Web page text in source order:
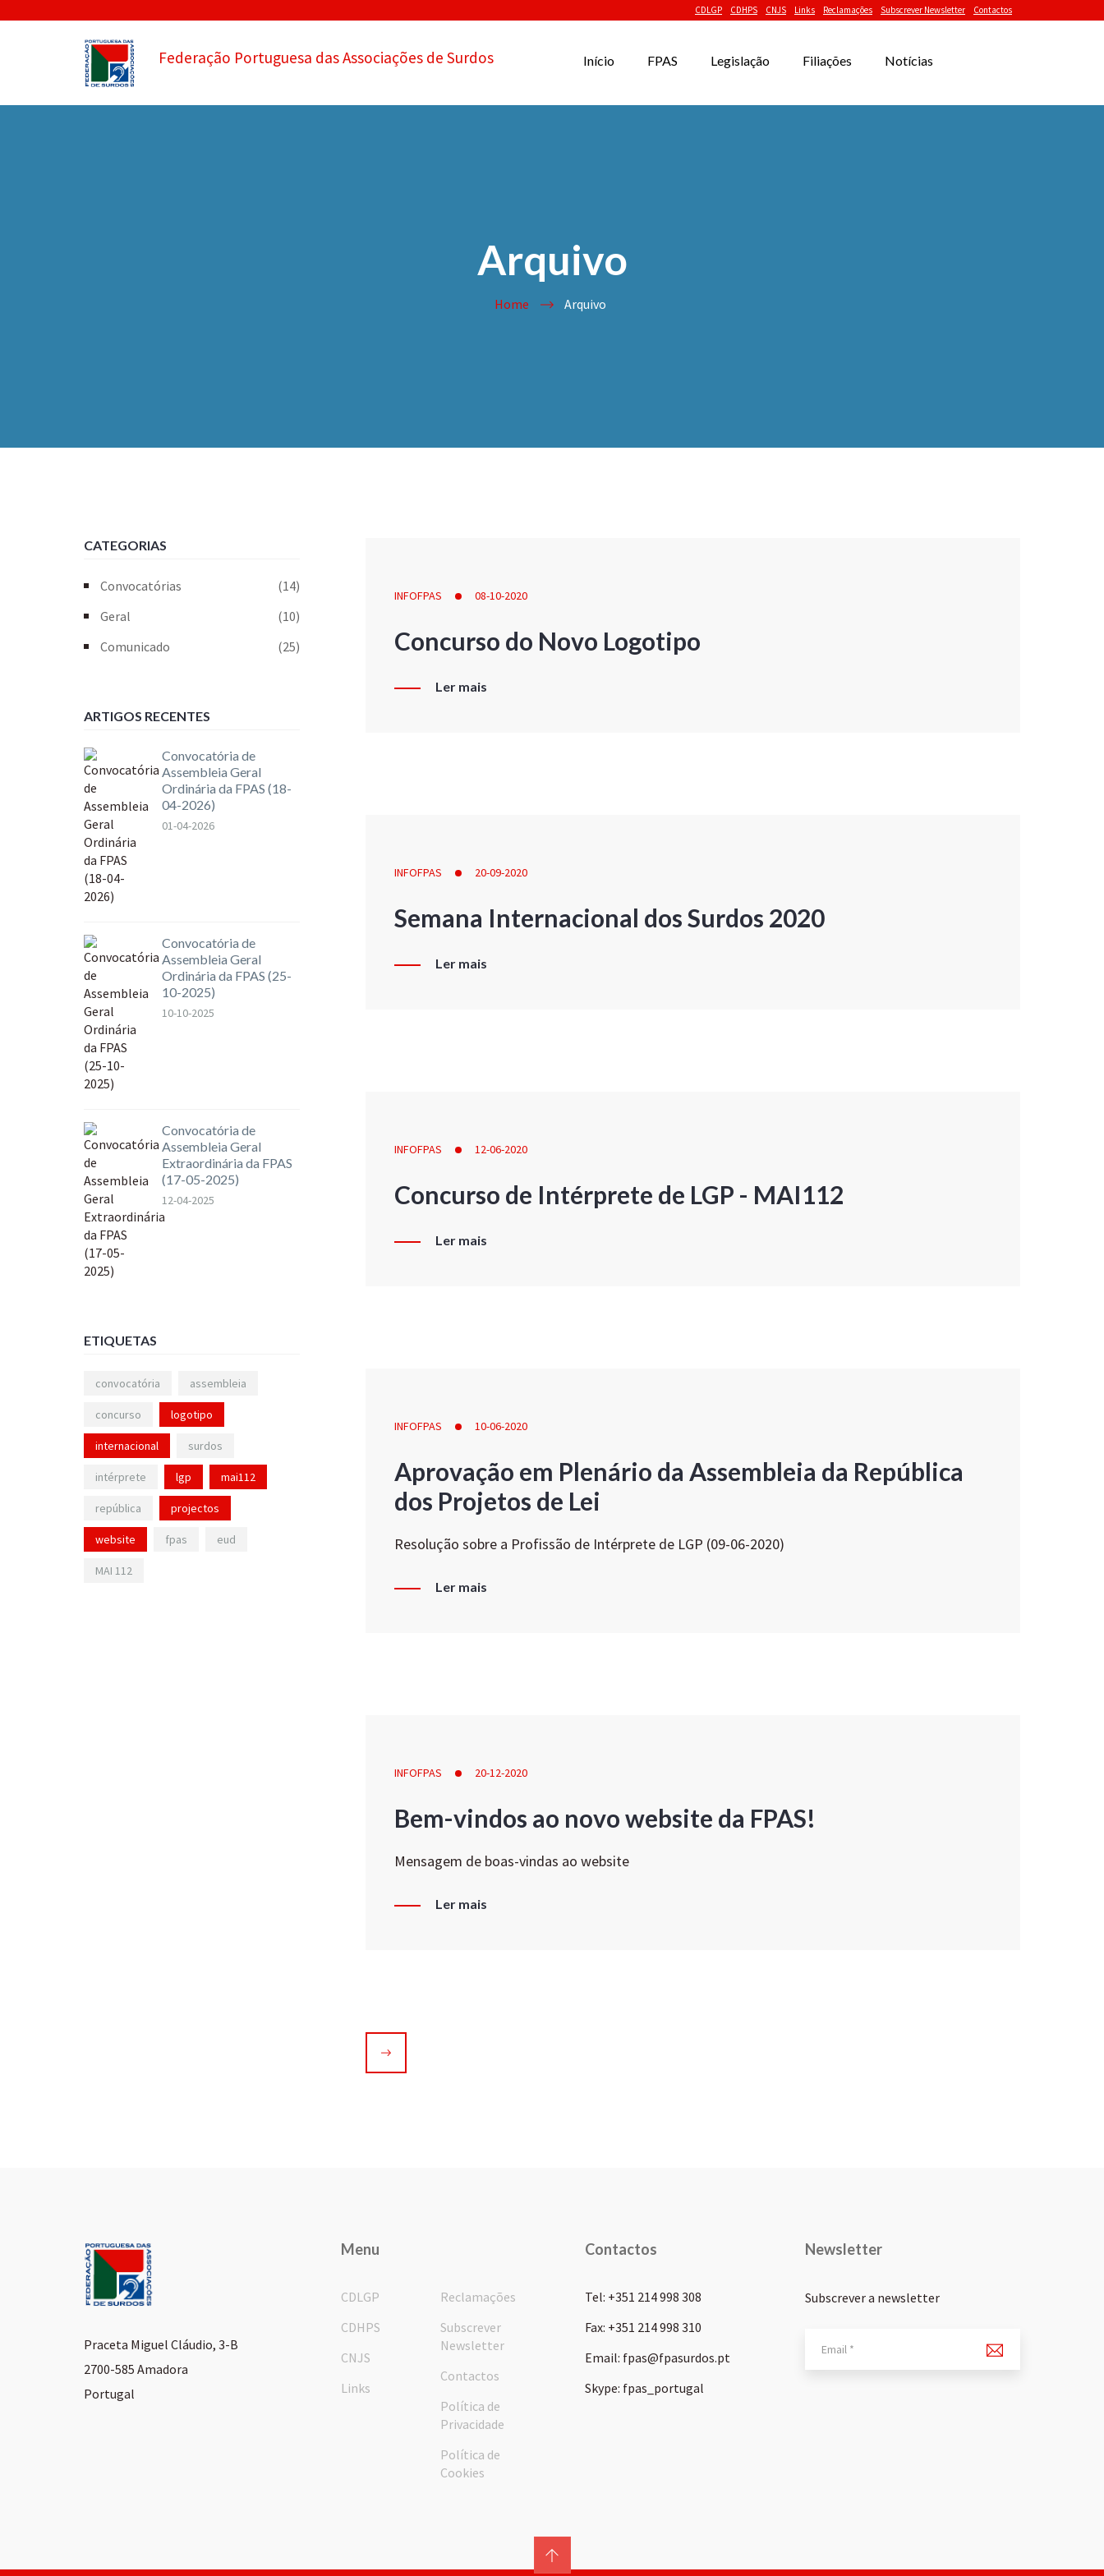
CDLGP CDHPS CNJS Links Reclamações Subscrever Newsletter Contactos
Federação Portuguesa das Associações de Surdos Início FPAS Legislação Filiações Notícias
Arquivo
Home Arquivo
INFOFPAS 08-10-2020
Concurso do Novo Logotipo
Ler mais
INFOFPAS 20-09-2020
Semana Internacional dos Surdos 2020
Ler mais
INFOFPAS 12-06-2020
Concurso de Intérprete de LGP - MAI112
Ler mais
INFOFPAS 10-06-2020
Aprovação em Plenário da Assembleia da República
dos Projetos de Lei
Resolução sobre a Profissão de Intérprete de LGP (09-06-2020)
Ler mais
INFOFPAS 20-12-2020
Bem-vindos ao novo website da FPAS!
Mensagem de boas-vindas ao website
Ler mais
CATEGORIAS
Convocatórias
(14)
Geral
(10)
Comunicado
(25)
ARTIGOS RECENTES
Convocatória de
Assembleia Geral
Ordinária da FPAS (18-
04-2026)
01-04-2026
Convocatória de
Assembleia Geral
Ordinária da FPAS (25-
10-2025)
10-10-2025
Convocatória de
Assembleia Geral
Extraordinária da FPAS
(17-05-2025)
12-04-2025
ETIQUETAS
convocatória assembleia
concurso logotipo
internacional surdos
intérprete lgp mai112
república projectos
website fpas eud
MAI 112
Praceta Miguel Cláudio, 3-B
2700-585 Amadora
Portugal
Menu
CDLGP
CDHPS
CNJS
Links
Reclamações
Subscrever
Newsletter
Contactos
Política de
Privacidade
Política de
Cookies
Contactos
Tel: +351 214 998 308
Fax: +351 214 998 310
Email: fpas@fpasurdos.pt
Skype: fpas_portugal
Newsletter
Subscrever a newsletter